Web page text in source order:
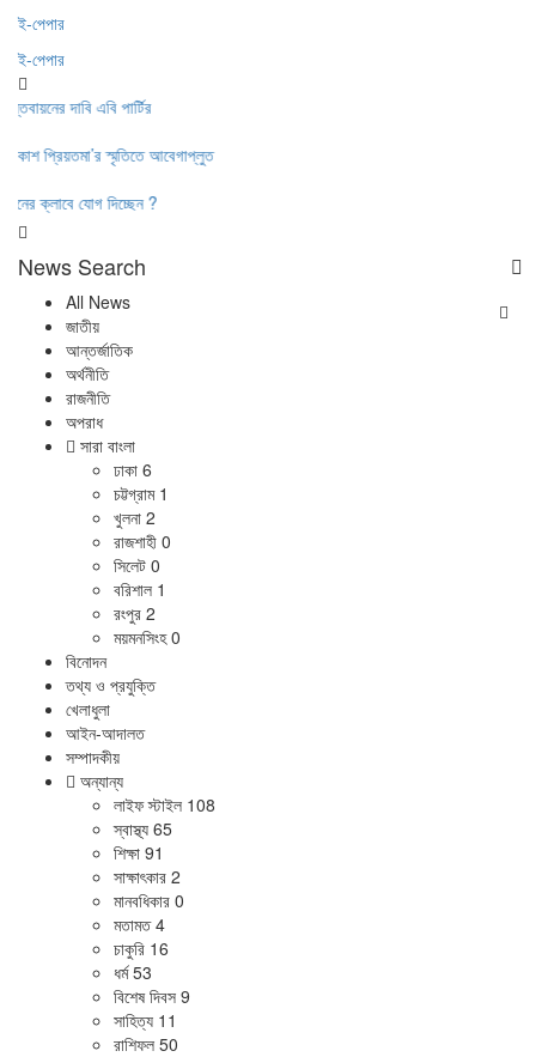
ই-পেপার
ই-পেপার
দাবি এবি পার্টির
প্রিয়তমা’র স্মৃতিতে আবেগাপ্লুত
ক্লাবে যোগ দিচ্ছেন ?
News Search
All News
জাতীয়
আন্তর্জাতিক
অর্থনীতি
রাজনীতি
অপরাধ
সারা বাংলা
ঢাকা 6
চট্টগ্রাম 1
খুলনা 2
রাজশাহী 0
সিলেট 0
বরিশাল 1
রংপুর 2
ময়মনসিংহ0
বিনোদন
তথ্য ও প্রযুক্তি
খেলাধুলা
আইন-আদালত
সম্পাদকীয়
অন্যান্য
লাইফ স্টাইল 108
স্বাস্থ্য 65
শিক্ষা 91
সাক্ষাৎকার 2
মানবধিকার 0
মতামত4
চাকুরি 16
ধর্ম53
বিশেষ দিবস 9
সাহিত্য 11
রাশিফল 50